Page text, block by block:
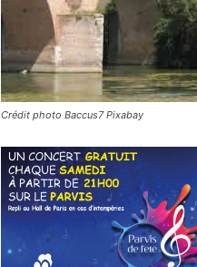
Crédit photo Baccus7 Pixabay